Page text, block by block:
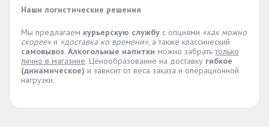
Наши логистические решения
Мы предлагаем курьерскую службу с опциями «как можно
скорее» и «доставка ко времени», а также классический
самовывоз. Алкогольные напитки можно забратьтолько
лично в магазине. Ценообразование на доставку гибкое
(динамическое) и зависит от веса заказа и операционной
нагрузки.